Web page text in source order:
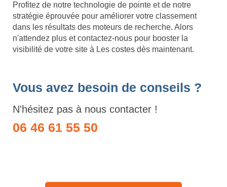
Profitez de notre technologie de pointe et de notre
stratégie éprouvée pour améliorer votre classement
dans les résultats des moteurs de recherche. Alors
n'attendez plus et contactez-nous pour booster la
visibilité de votre site à Les costes dès maintenant.
Vous avez besoin de conseils ?
N'hésitez pas à nous contacter !
06 46 61 55 50